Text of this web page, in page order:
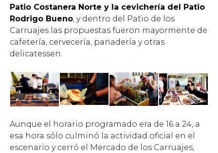
Patio Costanera Norte y la cevichería del Patio
Rodrigo Bueno , y dentro del Patio de los
Carruajes las propuestas fueron mayormente de
cafetería, cervecería, panadería y otras
delicatessen.
Aunque el horario programado era de 16 a 24, a
esa hora sólo culminó la actividad oficial en el
escenario y cerró el Mercado de los Carruajes,